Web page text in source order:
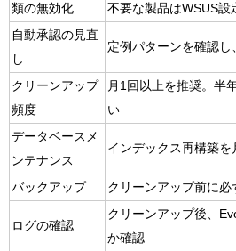
類の無効化
不要な製品はWSUS設
自動承認の見直
し
定例パターンを確認
クリーンアップ
頻度
月1回以上を推奨。半
い
データベースメ
ンテナンス
インデックス再構築を
バックアップ クリーンアップ前に
ログの確認
クリーンアップ後、
か確認